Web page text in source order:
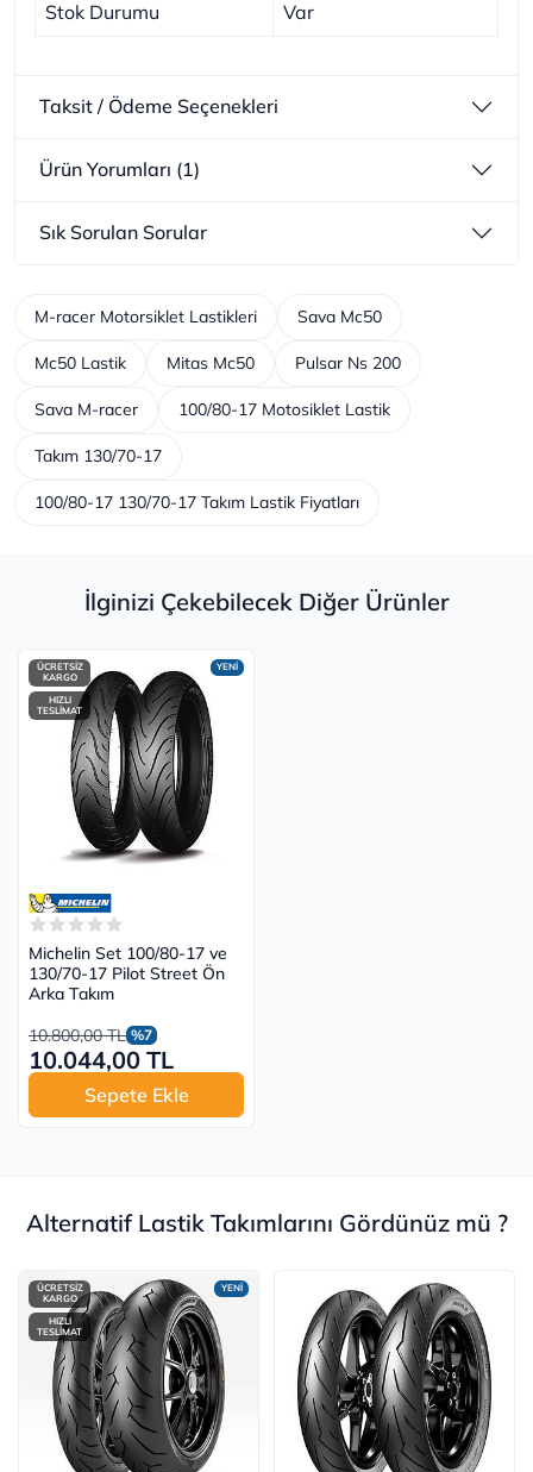
Stok Durumu Var
Taksit / Ödeme Seçenekleri
Ürün Yorumları (1)
Sık Sorulan Sorular
M-racer Motorsiklet Lastikleri Sava Mc50
Mc50 Lastik Mitas Mc50 Pulsar Ns 200
Sava M-racer 100/80-17 Motosiklet Lastik
Takım 130/70-17
100/80-17 130/70-17 Takım Lastik Fiyatları
İlginizi Çekebilecek Diğer Ürünler
YENİ
ÜCRETSİZ
KARGO
HIZLI
TESLİMAT
Michelin Set 100/80-17 ve
130/70-17 Pilot Street Ön
Arka Takım
10.800,00 TL %7
10.044,00 TL
Sepete Ekle
Alternatif Lastik Takımlarını Gördünüz mü ?
YENİ
ÜCRETSİZ
KARGO
HIZLI
TESLİMAT